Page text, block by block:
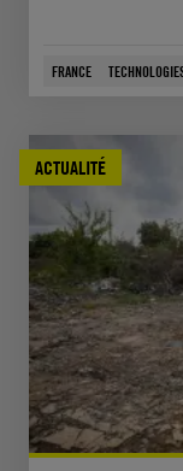
FRANCE
ACTUALITÉ